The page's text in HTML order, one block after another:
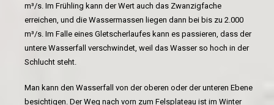
m³/s. Im Frühling kann der Wert auch das Zwanzigfache
erreichen, und die Wassermassen liegen dann bei bis zu 2.000
m³/s. Im Falle eines Gletscherlaufes kann es passieren, dass der
untere Wasserfall verschwindet, weil das Wasser so hoch in der
Schlucht steht.
Man kann den Wasserfall von der oberen oder der unteren Ebene
besichtigen. Der Weg nach vorn zum Felsplateau ist im Winter